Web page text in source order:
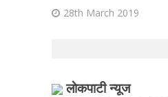
28th March 2019
लाेकपाटी न्यूज